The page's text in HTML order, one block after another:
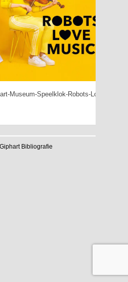
Museum-Speelklok-Robots-Love-Music
Bibliografie